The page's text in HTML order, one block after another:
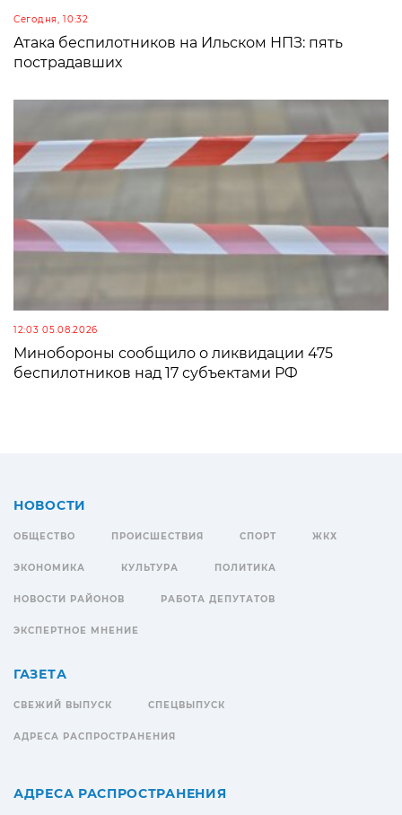
Сегодня, 10:32
Атака беспилотников на Ильском НПЗ: пять
пострадавших
12:03 05.08.2026
Минобороны сообщило о ликвидации 475
беспилотников над 17 субъектами РФ
НОВОСТИ
ОБЩЕСТВО ПРОИСШЕСТВИЯ СПОРТ ЖКХ
ЭКОНОМИКА КУЛЬТУРА ПОЛИТИКА
НОВОСТИ РАЙОНОВ РАБОТА ДЕПУТАТОВ
ЭКСПЕРТНОЕ МНЕНИЕ
ГАЗЕТА
СВЕЖИЙ ВЫПУСК СПЕЦВЫПУСК
АДРЕСА РАСПРОСТРАНЕНИЯ
АДРЕСА РАСПРОСТРАНЕНИЯ